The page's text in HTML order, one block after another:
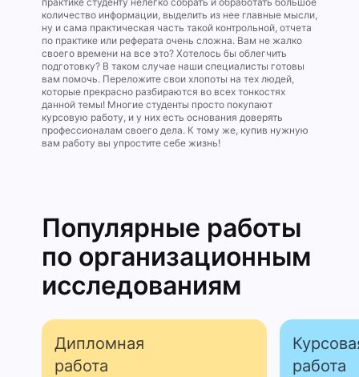
количество информации, выделить из нее главные мысли,
ну и сама практическая часть такой контрольной, отчета
по практике или реферата очень сложна. Вам не жалко
своего времени на все это? Хотелось бы облегчить
подготовку? В таком случае наши специалисты готовы
вам помочь. Переложите свои хлопоты на тех людей,
которые прекрасно разбираются во всех тонкостях
данной темы! Многие студенты просто покупают
курсовую работу, и у них есть основания доверять
профессионалам своего дела. К тому же, купив нужную
вам работу вы упростите себе жизнь!
Популярные работы
по организацион­ным
исследова­ниям
Дипломная
работа
работа